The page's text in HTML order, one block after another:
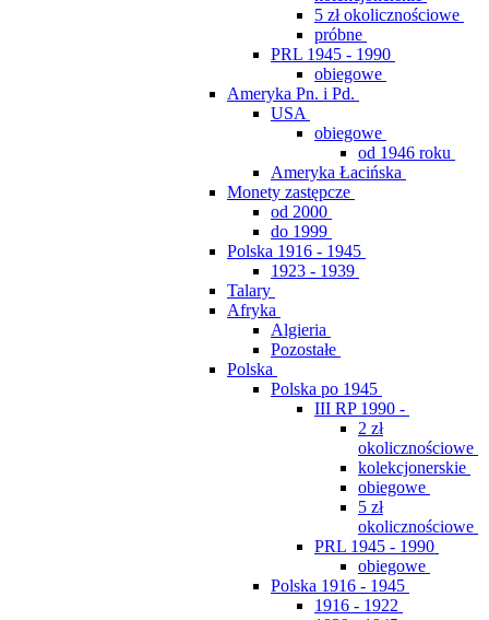
5 zł okolicznościowe
próbne
PRL 1945 - 1990
obiegowe
Ameryka Pn. i Pd.
USA
obiegowe
od 1946 roku
Ameryka Łacińska
Monety zastępcze
od 2000
do 1999
Polska 1916 - 1945
1923 - 1939
Talary
Afryka
Algieria
Pozostałe
Polska
Polska po 1945
III RP 1990 -
2 zł
okolicznościowe
kolekcjonerskie
obiegowe
5 zł
okolicznościowe
PRL 1945 - 1990
obiegowe
Polska 1916 - 1945
1916 - 1922